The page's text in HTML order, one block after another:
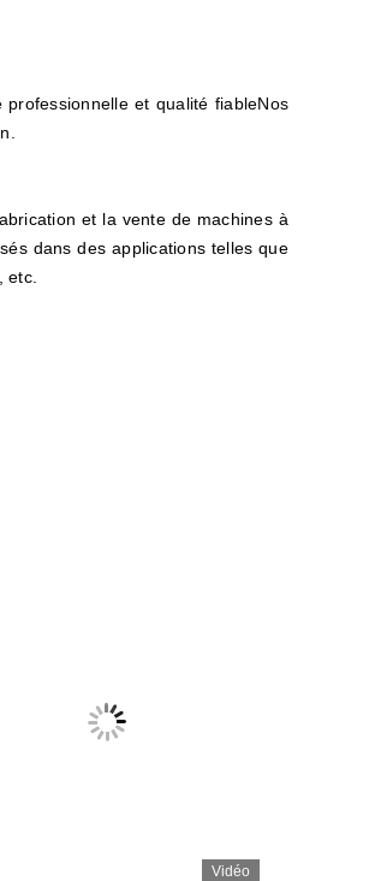
et qualité fiableNos
et la vente de machines à
dans des applications telles que
etc.
Vidéo